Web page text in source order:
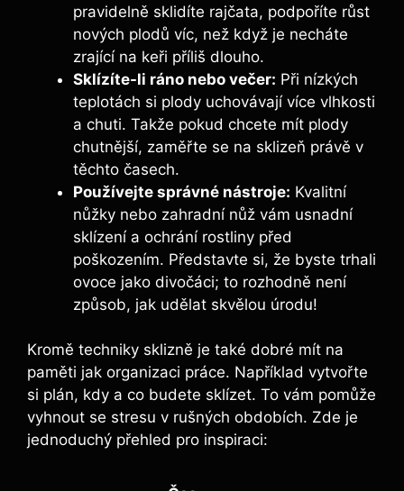
pravidelně sklidíte rajčata, podpoříte růst
nových plodů víc, než když je necháte
zrající na keři příliš dlouho.
Sklízíte-li ráno nebo večer: Při nízkých
teplotách si plody uchovávají více vlhkosti
a chuti. Takže pokud chcete mít plody
chutnější, zaměřte se na sklizeň právě v
těchto časech.
Používejte správné nástroje: Kvalitní
nůžky nebo zahradní nůž vám usnadní
sklízení a ochrání rostliny před
poškozením. Představte si, že byste trhali
ovoce jako divočáci; to rozhodně není
způsob, jak udělat skvělou úrodu!
Kromě techniky sklizně je také dobré mít na
paměti jak organizaci práce. Například vytvořte
si plán, kdy a co budete sklízet. To vám pomůže
vyhnout se stresu v rušných obdobích. Zde je
jednoduchý přehled pro inspiraci: